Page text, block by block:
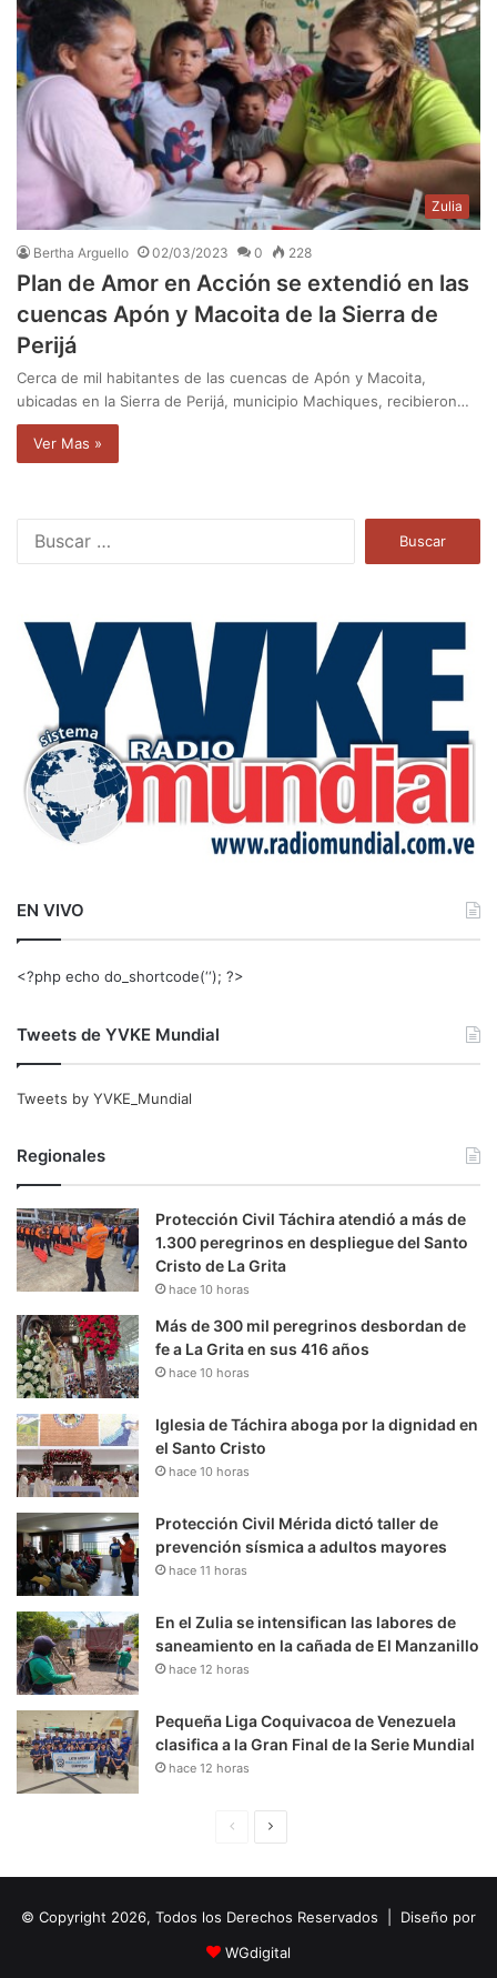
Zulia
Bertha Arguello 02/03/2023 0 228
Plan de Amor en Acción se extendió en las
cuencas Apón y Macoita de la Sierra de
Perijá
Cerca de mil habitantes de las cuencas de Apón y Macoita,
ubicadas en la Sierra de Perijá, municipio Machiques, recibieron…
Ver Mas »
a
EN VIVO
<?php echo do_shortcode(‘‘); ?>
Tweets de YVKE Mundial
Tweets by YVKE_Mundial
Regionales
Protección Civil Táchira atendió a más de
1.300 peregrinos en despliegue del Santo
Cristo de La Grita
hace 10 horas
Más de 300 mil peregrinos desbordan de
fe a La Grita en sus 416 años
hace 10 horas
Iglesia de Táchira aboga por la dignidad en
el Santo Cristo
hace 10 horas
Protección Civil Mérida dictó taller de
prevención sísmica a adultos mayores
hace 11 horas
En el Zulia se intensifican las labores de
saneamiento en la cañada de El Manzanillo
hace 12 horas
Pequeña Liga Coquivacoa de Venezuela
clasifica a la Gran Final de la Serie Mundial
hace 12 horas
i
n
u
i
© Copyright 2026, Todos los Derechos Reservados | Diseño por
WGdigital